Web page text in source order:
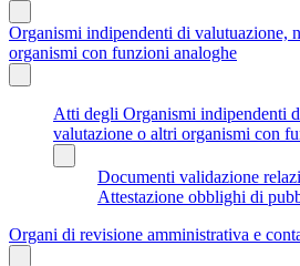
Organismi indipendenti di valutuazione,
organismi con funzioni analoghe
Atti degli Organismi indipendenti
valutazione o altri organismi con
Documenti validazione
Attestazione obblighi di
Organi di revisione amministrativa e